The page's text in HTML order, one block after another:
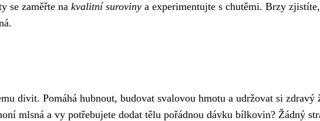
se zaměřte na kvalitní suroviny a experimentujte s chutěmi. Brzy
divit. Pomáhá hubnout, budovat svalovou hmotu a udržovat si zdravý
mlsná a vy potřebujete dodat tělu pořádnou dávku bílkovin? Žádný